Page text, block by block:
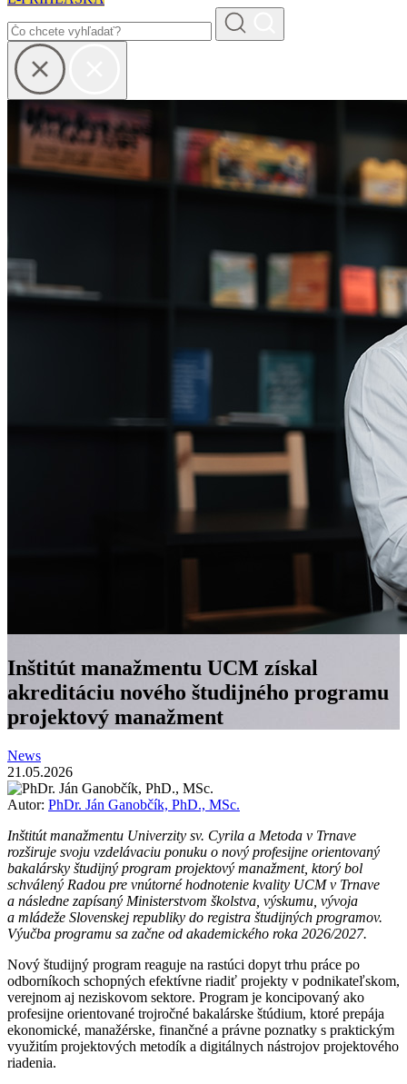
Inštitút manažmentu UCM získal
akreditáciu nového študijného programu
projektový manažment
News
21.05.2026
Autor: PhDr. Ján Ganobčík, PhD., MSc.
Inštitút manažmentu Univerzity sv. Cyrila a Metoda v Trnave
rozširuje svoju vzdelávaciu ponuku o nový profesijne orientovaný
bakalársky študijný program projektový manažment, ktorý bol
schválený Radou pre vnútorné hodnotenie kvality UCM v Trnave
a následne zapísaný Ministerstvom školstva, výskumu, vývoja
a mládeže Slovenskej republiky do registra študijných programov.
Výučba programu sa začne od akademického roka 2026/2027.
Nový študijný program reaguje na rastúci dopyt trhu práce po
odborníkoch schopných efektívne riadiť projekty v podnikateľskom,
verejnom aj neziskovom sektore. Program je koncipovaný ako
profesijne orientované trojročné bakalárske štúdium, ktoré prepája
ekonomické, manažérske, finančné a právne poznatky s praktickým
využitím projektových metodík a digitálnych nástrojov projektového
riadenia.